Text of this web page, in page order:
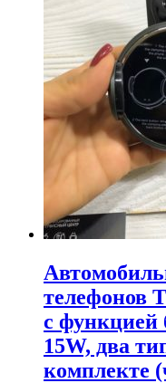
телефонов
с функцией
15W, два
комплекте